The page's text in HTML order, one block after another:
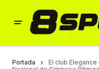
Portada
El club